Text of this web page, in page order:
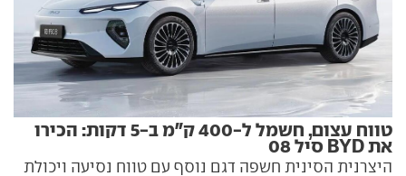
טווח עצום, חשמל ל-400 ק"מ ב-5 דקות: הכירו
את BYD סיל 08
היצרנית הסינית חשפה דגם נוסף עם טווח נסיעה ויכולת